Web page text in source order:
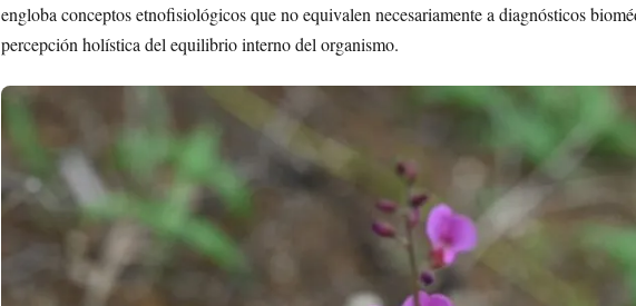
engloba conceptos etnofisiológicos que no equivalen necesariamente a diagnósticos
percepción holística del equilibrio interno del organismo.